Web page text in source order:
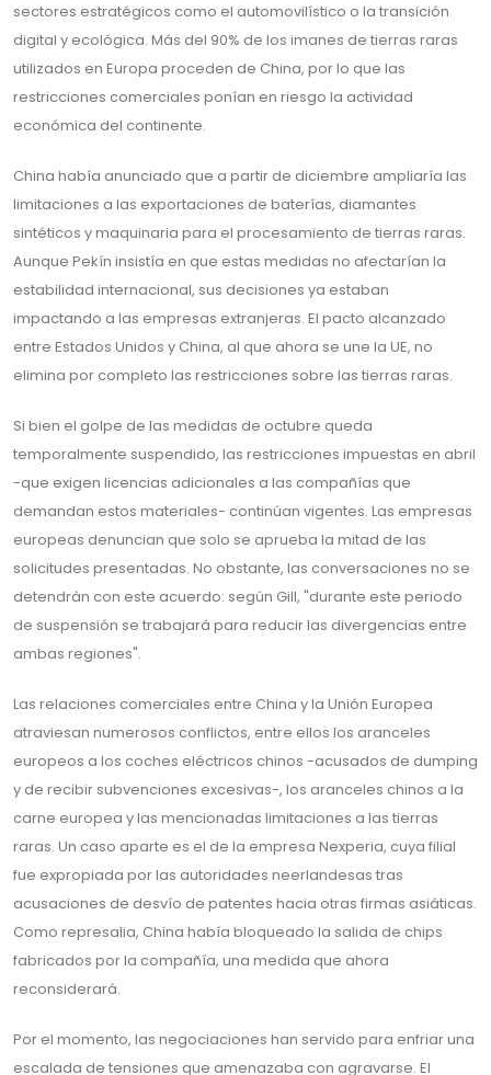
sectores estratégicos como el automovilístico o la transición
digital y ecológica. Más del 90% de los imanes de tierras raras
utilizados en Europa proceden de China, por lo que las
restricciones comerciales ponían en riesgo la actividad
económica del continente.
China había anunciado que a partir de diciembre ampliaría las
limitaciones a las exportaciones de baterías, diamantes
sintéticos y maquinaria para el procesamiento de tierras raras.
Aunque Pekín insistía en que estas medidas no afectarían la
estabilidad internacional, sus decisiones ya estaban
impactando a las empresas extranjeras. El pacto alcanzado
entre Estados Unidos y China, al que ahora se une la UE, no
elimina por completo las restricciones sobre las tierras raras.
Si bien el golpe de las medidas de octubre queda
temporalmente suspendido, las restricciones impuestas en abril
-que exigen licencias adicionales a las compañías que
demandan estos materiales- continúan vigentes. Las empresas
europeas denuncian que solo se aprueba la mitad de las
solicitudes presentadas. No obstante, las conversaciones no se
detendrán con este acuerdo: según Gill, "durante este periodo
de suspensión se trabajará para reducir las divergencias entre
ambas regiones".
Las relaciones comerciales entre China y la Unión Europea
atraviesan numerosos conflictos, entre ellos los aranceles
europeos a los coches eléctricos chinos -acusados de dumping
y de recibir subvenciones excesivas-, los aranceles chinos a la
carne europea y las mencionadas limitaciones a las tierras
raras. Un caso aparte es el de la empresa Nexperia, cuya filial
fue expropiada por las autoridades neerlandesas tras
acusaciones de desvío de patentes hacia otras firmas asiáticas.
Como represalia, China había bloqueado la salida de chips
fabricados por la compañía, una medida que ahora
reconsiderará.
Por el momento, las negociaciones han servido para enfriar una
escalada de tensiones que amenazaba con agravarse. El